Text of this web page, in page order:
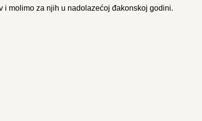
i molimo za njih u nadolazećoj đakonskoj godini.